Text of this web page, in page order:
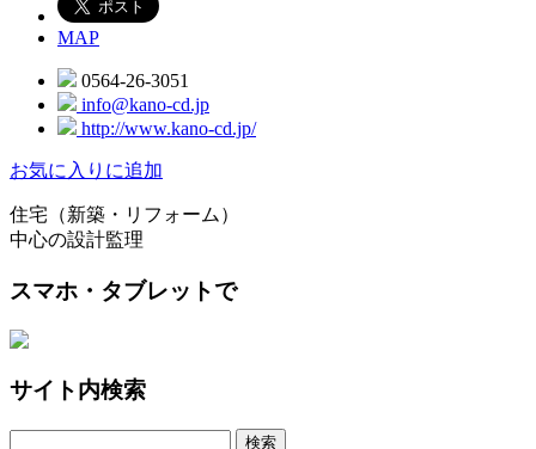
MAP
0564-26-3051
info@kano-cd.jp
http://www.kano-cd.jp/
お気に入りに追加
住宅（新築・リフォーム）
中心の設計監理
スマホ・タブレットで
サイト内検索